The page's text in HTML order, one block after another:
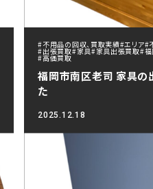
#不用品の回収、買取実績#エリア#
#出張買取#家具#家具出張買取#福
#高価買取
福岡市南区老司 家具の
た
2025.12.18